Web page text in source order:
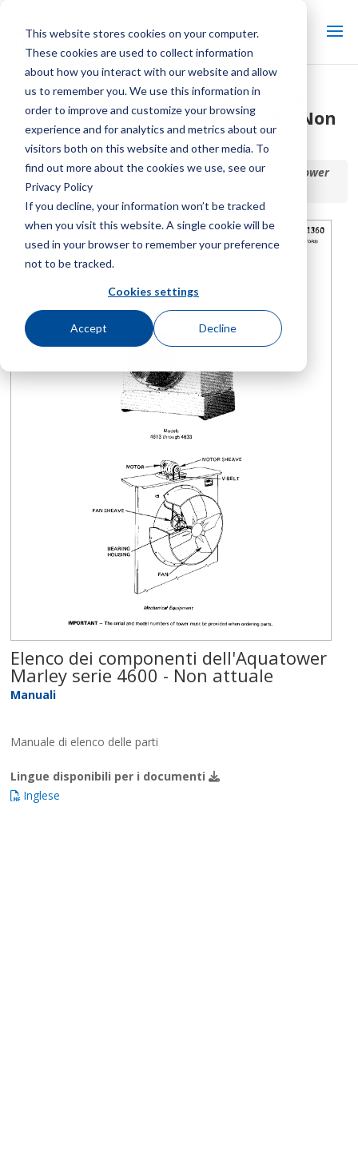
This website stores cookies on your computer.
These cookies are used to collect information
about how you interact with our website and allow
us to remember you. We use this information in
order to improve and customize your browsing
experience and for analytics and metrics about our
visitors both on this website and other media. To
find out more about the cookies we use, see our
Privacy Policy
If you decline, your information won’t be tracked
when you visit this website. A single cookie will be
used in your browser to remember your preference
not to be tracked.
Cookies settings
Accept Decline
Elenco delle parti della torre
Aquatower Marley serie 4600 – Non
attuale
Inizio / Biblioteca /Elenco delle parti della torre Aquatower
Marley serie 4600 – Non attuale
Elenco dei componenti dell'Aquatower
Marley serie 4600 - Non attuale
Manuali
Manuale di elenco delle parti
Lingue disponibili per i documenti
Inglese